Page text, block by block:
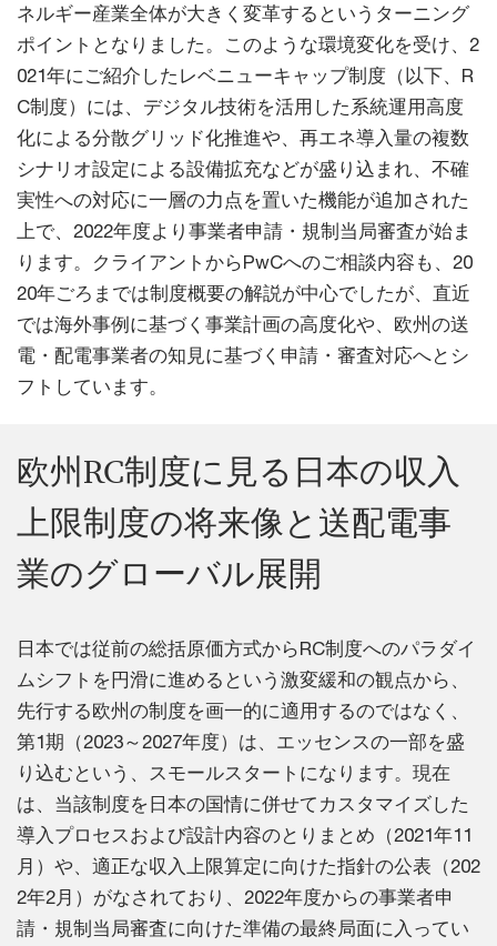
ネルギー産業全体が大きく変革するというターニング
ポイントとなりました。このような環境変化を受け、2
021年にご紹介したレベニューキャップ制度（以下、R
C制度）には、デジタル技術を活用した系統運用高度
化による分散グリッド化推進や、再エネ導入量の複数
シナリオ設定による設備拡充などが盛り込まれ、不確
実性への対応に一層の力点を置いた機能が追加された
上で、2022年度より事業者申請・規制当局審査が始ま
ります。クライアントからPwCへのご相談内容も、20
20年ごろまでは制度概要の解説が中心でしたが、直近
では海外事例に基づく事業計画の高度化や、欧州の送
電・配電事業者の知見に基づく申請・審査対応へとシ
フトしています。
欧州RC制度に見る日本の収入
上限制度の将来像と送配電事
業のグローバル展開
日本では従前の総括原価方式からRC制度へのパラダイ
ムシフトを円滑に進めるという激変緩和の観点から、
先行する欧州の制度を画一的に適用するのではなく、
第1期（2023～2027年度）は、エッセンスの一部を盛
り込むという、スモールスタートになります。現在
は、当該制度を日本の国情に併せてカスタマイズした
導入プロセスおよび設計内容のとりまとめ（2021年11
月）や、適正な収入上限算定に向けた指針の公表（202
2年2月）がなされており、2022年度からの事業者申
請・規制当局審査に向けた準備の最終局面に入ってい